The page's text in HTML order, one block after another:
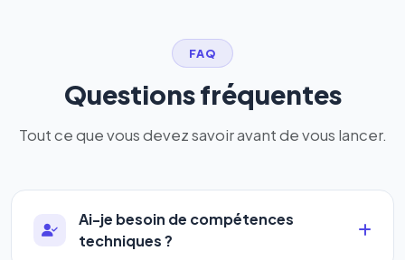
FAQ
Questions fréquentes
Tout ce que vous devez savoir avant de vous lancer.
Ai-je besoin de compétences
techniques ?